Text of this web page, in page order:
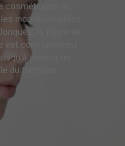
cosmétiques en
incontournables
la figure de
est constamment
devenir un
du territoire.